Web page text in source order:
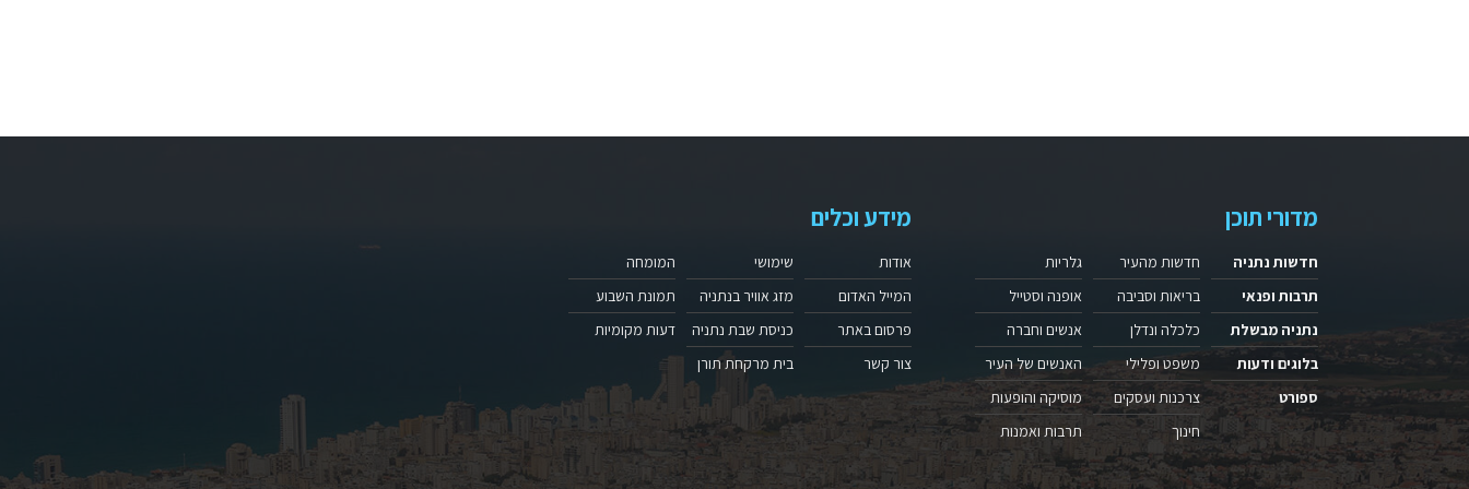
מדורי תוכן
חדשות נתניה
תרבות ופנאי
נתניה מבשלת
בלוגים ודעות
ספורט
חדשות מהעיר
בריאות וסביבה
כלכלה ונדלן
משפט ופלילי
צרכנות ועסקים
חינוך
גלריות
אופנה וסטייל
אנשים וחברה
האנשים של העיר
מוסיקה והופעות
תרבות ואמנות
מידע וכלים
אודות
המייל האדום
פרסום באתר
צור קשר
שימושי
מזג אוויר בנתניה
כניסת שבת נתניה
בית מרקחת תורן
המומחה
תמונת השבוע
דעות מקומיות